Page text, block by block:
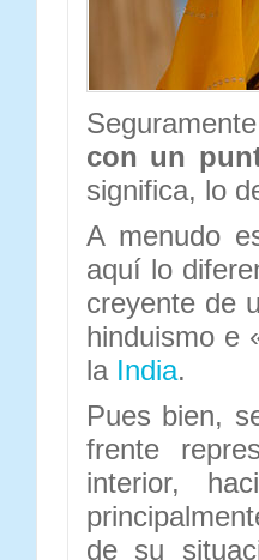
con un
significa, lo
A menudo
aquí lo
creyente de
hinduismo e
la India.
Pues bien,
frente
interior,
de su